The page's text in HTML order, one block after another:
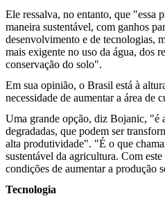
Ele ressalva, no entanto, que "essa
maneira sustentável, com ganhos
desenvolvimento e de tecnologias,
mais exigente no uso da água, dos
conservação do solo".
Em sua opinião, o Brasil está à
necessidade de aumentar a área de
Uma grande opção, diz Bojanic, "é
degradadas, que podem ser
alta produtividade". "É o que
sustentável da agricultura. Com
condições de aumentar a produção
Tecnologia